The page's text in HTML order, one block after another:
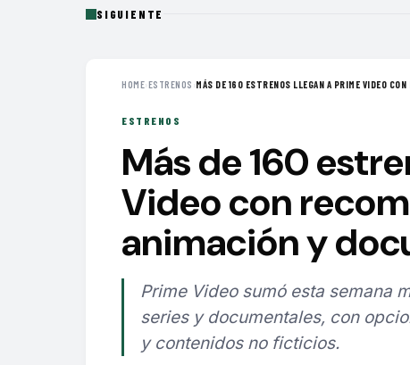
SIGUIENTE
HOME›ESTRENOS ›MÁS DE 160 ESTRENOS LLEGAN A PRIME VIDEO CON
ESTRENOS
Más de 160
Video con
animación y
Prime Video sumó esta semana
series y documentales, con
y contenidos no ficticios.